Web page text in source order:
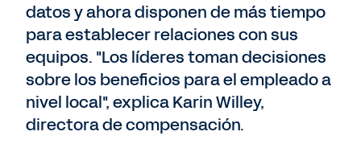
datos y ahora disponen de más tiempo
para establecer relaciones con sus
equipos. "Los líderes toman decisiones
sobre los beneficios para el empleado a
nivel local", explica Karin Willey,
directora de compensación.